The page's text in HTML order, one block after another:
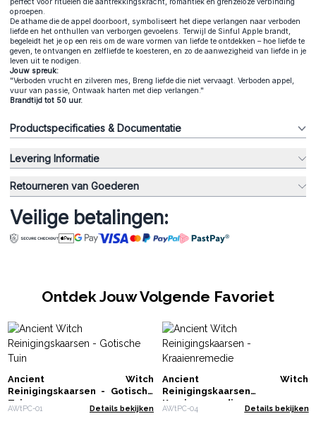
oproepen.
De athame die de appel doorboort, symboliseert het diepe verlangen naar verboden
liefde en het onthullen van verborgen gevoelens. Terwijl de Sinful Apple brandt,
begeleidt het je op een reis om de ware vormen van liefde te ontdekken – hoe liefde te
geven, te ontvangen en zelfliefde te koesteren, en zo de aanwezigheid van liefde in je
leven uit te nodigen.
Jouw spreuk:
"Verboden vrucht en zilveren mes, Breng liefde die niet vervaagt. Verboden appel,
vuur van passie, Ontwaak harten met diep verlangen."
Brandtijd tot 50 uur.
Productspecificaties & Documentatie
Levering Informatie
Retourneren van Goederen
Veilige betalingen:
Ontdek Jouw Volgende Favoriet
Ancient Witch
Reinigingskaarsen - Gotische
Tuin
AWtPC-01 Details bekijken
Ancient Witch
Reinigingskaarsen -
Kraaienremedie
AWtPC-04 Details bekijken